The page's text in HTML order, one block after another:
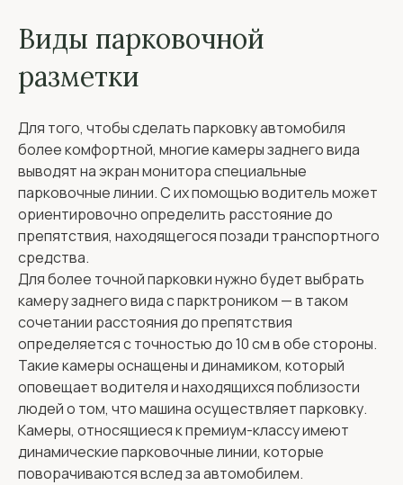
Виды парковочной
разметки
Для того, чтобы сделать парковку автомобиля
более комфортной, многие камеры заднего вида
выводят на экран монитора специальные
парковочные линии. С их помощью водитель может
ориентировочно определить расстояние до
препятствия, находящегося позади транспортного
средства.
Для более точной парковки нужно будет выбрать
камеру заднего вида с парктроником — в таком
сочетании расстояния до препятствия
определяется с точностью до 10 см в обе стороны.
Такие камеры оснащены и динамиком, который
оповещает водителя и находящихся поблизости
людей о том, что машина осуществляет парковку.
Камеры, относящиеся к премиум-классу имеют
динамические парковочные линии, которые
поворачиваются вслед за автомобилем.